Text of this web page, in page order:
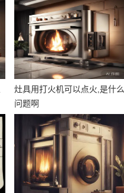
灶具用打火机可以点火,是什么
问题啊